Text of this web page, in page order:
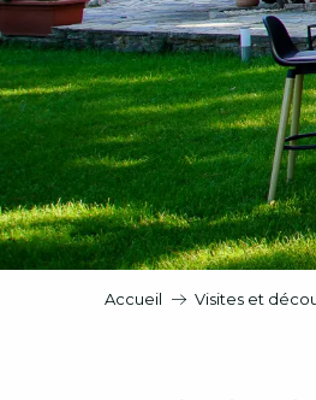
Accueil Visites et